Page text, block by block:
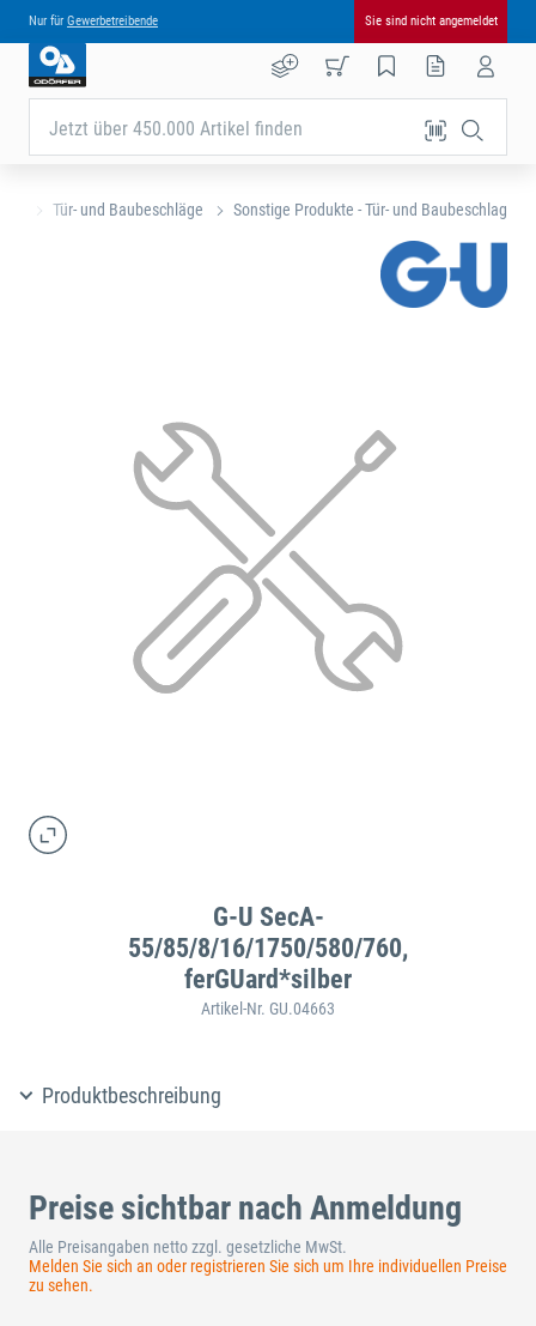
Nur für Gewerbetreibende Sie sind nicht angemeldet
Jetzt über 450.000 Artikel finden
Tür- und Baubeschläge Sonstige Produkte - Tür- und Baubeschlag
G-U SecA-
55/85/8/16/1750/580/760,
ferGUard*silber
Artikel-Nr. GU.04663
Produktbeschreibung
Preise sichtbar nach Anmeldung
Alle Preisangaben netto zzgl. gesetzliche MwSt.
Melden Sie sich an oder registrieren Sie sich um Ihre individuellen Preise
zu sehen.